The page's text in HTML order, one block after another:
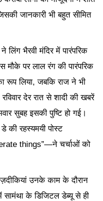
जानकारी भी बहुत सीमित
लिंग भैरवी मंदिर में पारंपरिक
मौके पर लाल रंग की पारंपरिक
रूप लिया, जबकि राज ने भी
देर रात से शादी की खबरें
सुबह इसकी पुष्टि हो गई।
की रहस्यमयी पोस्ट
things”—ने चर्चाओं को
उनके काम के दौरान
के डिजिटल डेब्यू से ही